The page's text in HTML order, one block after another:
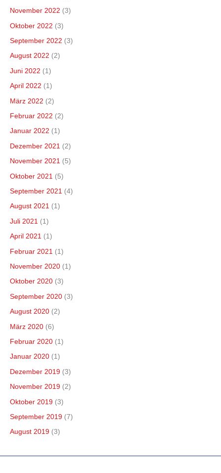
November 2022 (3)
Oktober 2022 (3)
September 2022 (3)
August 2022 (2)
Juni 2022 (1)
April 2022 (1)
März 2022 (2)
Februar 2022 (2)
Januar 2022 (1)
Dezember 2021 (2)
November 2021 (5)
Oktober 2021 (5)
September 2021 (4)
August 2021 (1)
Juli 2021 (1)
April 2021 (1)
Februar 2021 (1)
November 2020 (1)
Oktober 2020 (3)
September 2020 (3)
August 2020 (2)
März 2020 (6)
Februar 2020 (1)
Januar 2020 (1)
Dezember 2019 (3)
November 2019 (2)
Oktober 2019 (3)
September 2019 (7)
August 2019 (3)